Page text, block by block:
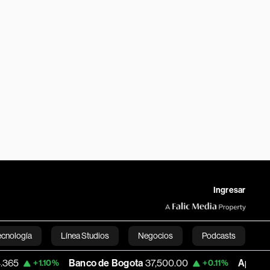
Ingresar
Línea Studios Negocios Podcasts
English
+1.10% Banco de Bogota 37,500.00 +0.11% Apple 333.75